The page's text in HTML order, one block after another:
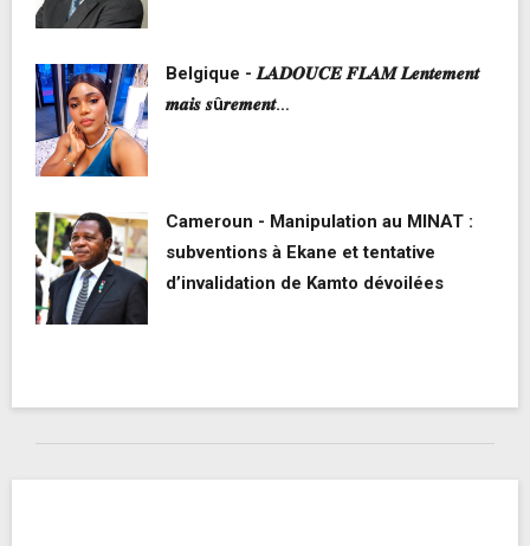
Belgique - 𝑳𝑨𝑫𝑶𝑼𝑪𝑬 𝑭𝑳𝑨𝑴 𝑳𝒆𝒏𝒕𝒆𝒎𝒆𝒏𝒕
𝒎𝒂𝒊𝒔 𝒔û𝒓𝒆𝒎𝒆𝒏𝒕…
Cameroun - Manipulation au MINAT :
subventions à Ekane et tentative
d’invalidation de Kamto dévoilées